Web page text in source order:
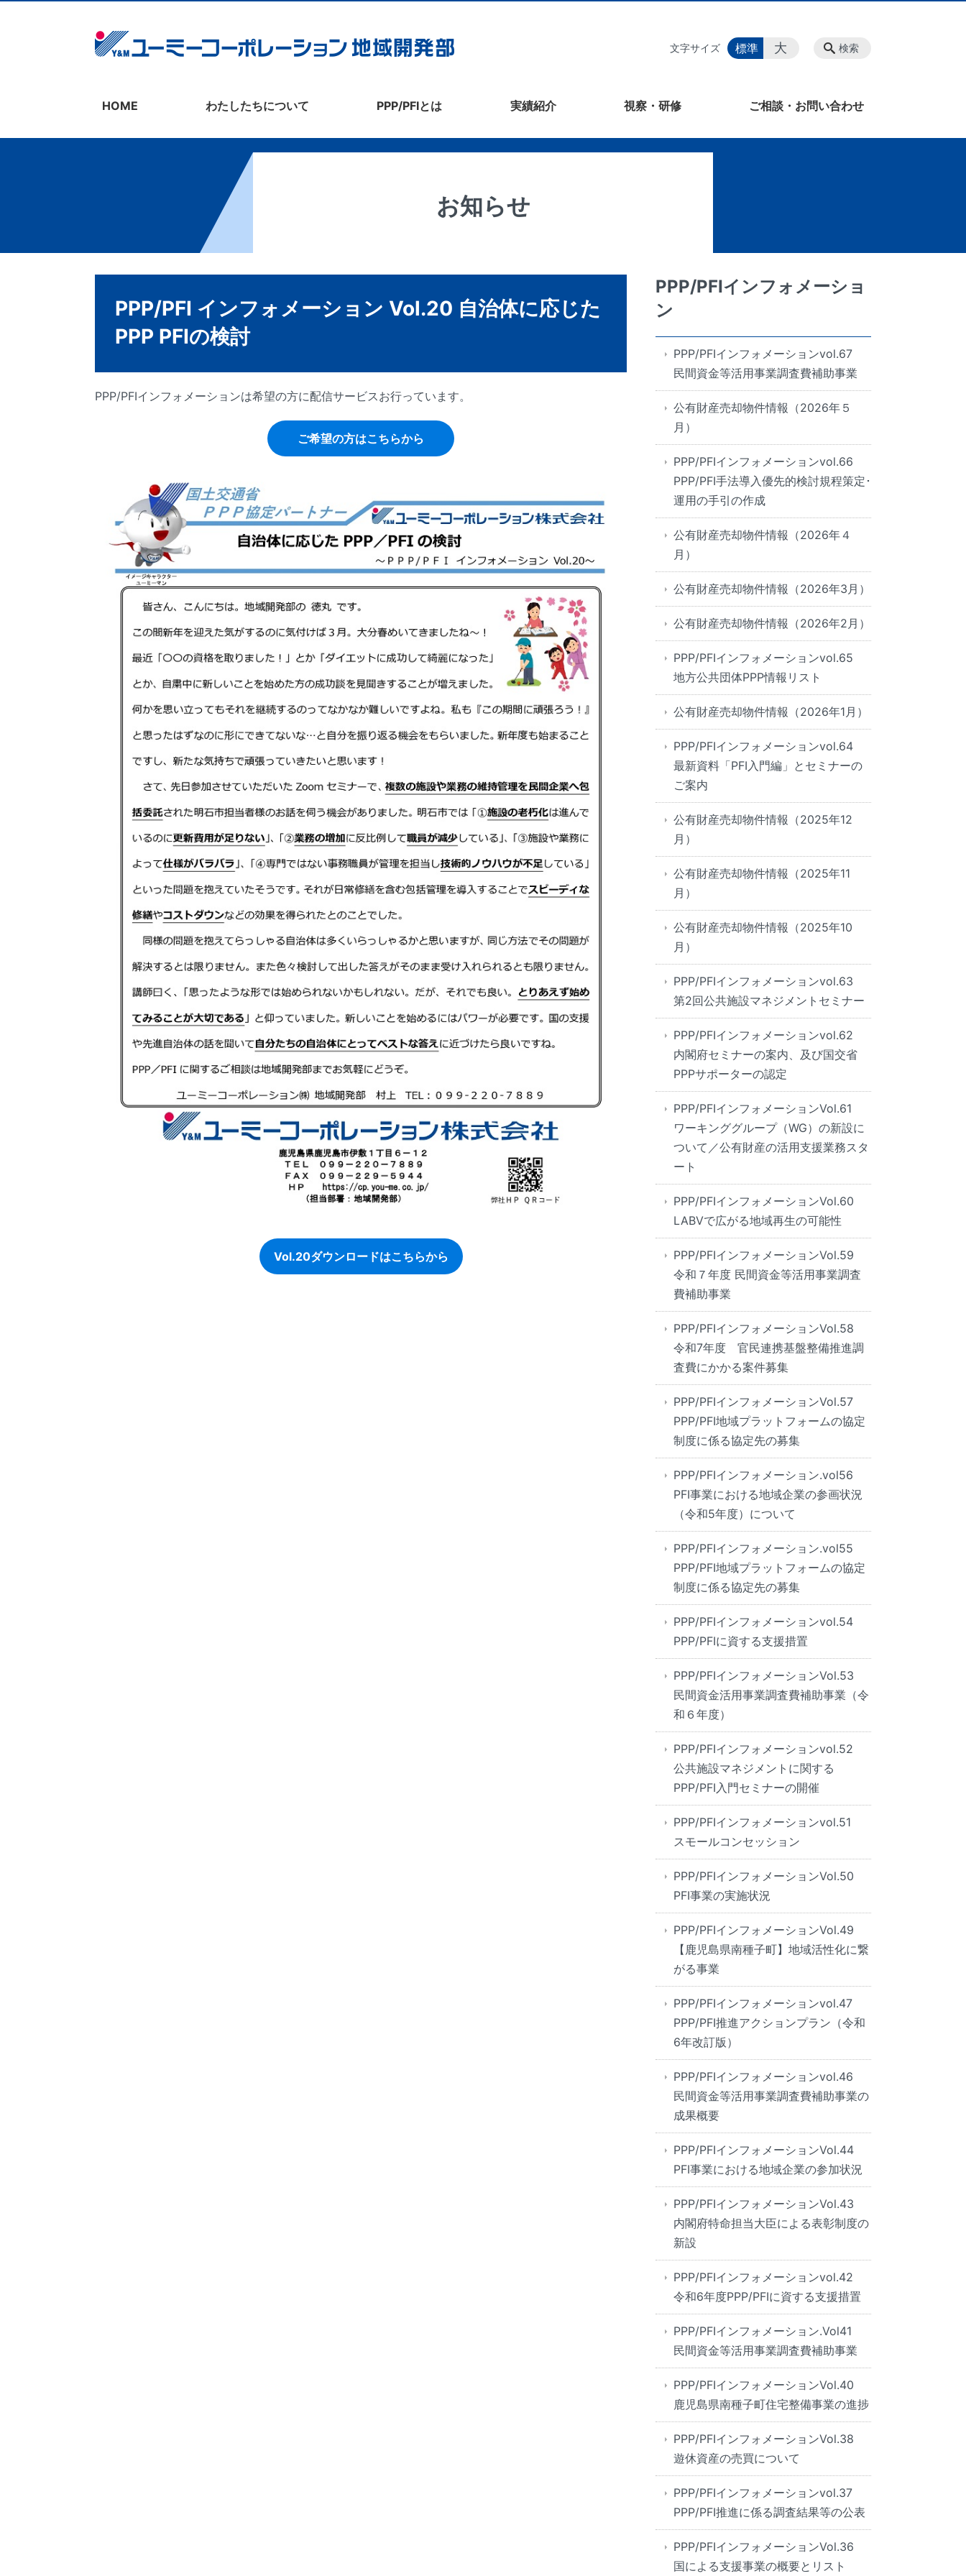
HOME わたしたちについて PPP/PFIとは 実績紹介 視察・研修 ご相談・お問い合わせ
検索
文字サイズ 標準 大
お知らせ
PPP/PFI インフォメーション Vol.20 自治体に応じた
PPP PFIの検討
PPP/PFIインフォメーションは希望の方に配信サービスお行っています。
ご希望の方はこちらから
Vol.20ダウンロードはこちらから
PPP/PFIインフォメーショ
ン
PPP/PFIインフォメーションvol.67
民間資金等活用事業調査費補助事業
公有財産売却物件情報（2026年５
月）
PPP/PFIインフォメーションvol.66
PPP/PFI手法導入優先的検討規程策定･
運用の手引の作成
公有財産売却物件情報（2026年４
月）
公有財産売却物件情報（2026年3月）
公有財産売却物件情報（2026年2月）
PPP/PFIインフォメーションvol.65
地方公共団体PPP情報リスト
公有財産売却物件情報（2026年1月）
PPP/PFIインフォメーションvol.64
最新資料「PFI入門編」とセミナーの
ご案内
公有財産売却物件情報（2025年12
月）
公有財産売却物件情報（2025年11
月）
公有財産売却物件情報（2025年10
月）
PPP/PFIインフォメーションvol.63
第2回公共施設マネジメントセミナー
PPP/PFIインフォメーションvol.62
内閣府セミナーの案内、及び国交省
PPPサポーターの認定
PPP/PFIインフォメーションVol.61
ワーキンググループ（WG）の新設に
ついて／公有財産の活用支援業務スタ
ート
PPP/PFIインフォメーションVol.60
LABVで広がる地域再生の可能性
PPP/PFIインフォメーションVol.59
令和７年度 民間資金等活用事業調査
費補助事業
PPP/PFIインフォメーションVol.58
令和7年度 官民連携基盤整備推進調
査費にかかる案件募集
PPP/PFIインフォメーションVol.57
PPP/PFI地域プラットフォームの協定
制度に係る協定先の募集
PPP/PFIインフォメーション.vol56
PFI事業における地域企業の参画状況
（令和5年度）について
PPP/PFIインフォメーション.vol55
PPP/PFI地域プラットフォームの協定
制度に係る協定先の募集
PPP/PFIインフォメーションvol.54
PPP/PFIに資する支援措置
PPP/PFIインフォメーションVol.53
民間資金活用事業調査費補助事業（令
和６年度）
PPP/PFIインフォメーションvol.52
公共施設マネジメントに関する
PPP/PFI入門セミナーの開催
PPP/PFIインフォメーションvol.51
スモールコンセッション
PPP/PFIインフォメーションVol.50
PFI事業の実施状況
PPP/PFIインフォメーションVol.49
【鹿児島県南種子町】地域活性化に繋
がる事業
PPP/PFIインフォメーションvol.47
PPP/PFI推進アクションプラン（令和
6年改訂版）
PPP/PFIインフォメーションvol.46
民間資金等活用事業調査費補助事業の
成果概要
PPP/PFIインフォメーションVol.44
PFI事業における地域企業の参加状況
PPP/PFIインフォメーションVol.43
内閣府特命担当大臣による表彰制度の
新設
PPP/PFIインフォメーションvol.42
令和6年度PPP/PFIに資する支援措置
PPP/PFIインフォメーション.Vol41
民間資金等活用事業調査費補助事業
PPP/PFIインフォメーションVol.40
鹿児島県南種子町住宅整備事業の進捗
PPP/PFIインフォメーションVol.38
遊休資産の売買について
PPP/PFIインフォメーションvol.37
PPP/PFI推進に係る調査結果等の公表
PPP/PFIインフォメーションVol.36
国による支援事業の概要とリスト